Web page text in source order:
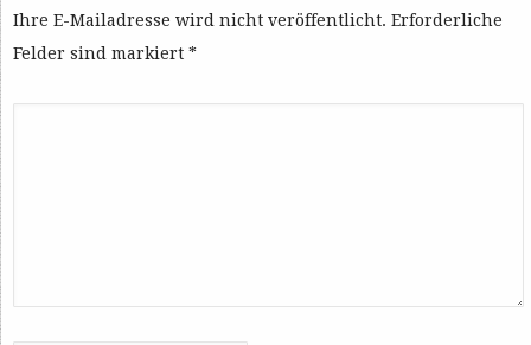
Ihre E-Mailadresse wird nicht veröffentlicht. Erforderliche
Felder sind markiert *